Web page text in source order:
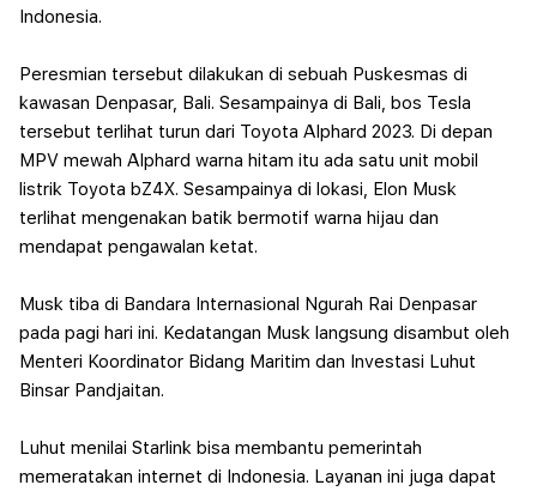
Indonesia.
Peresmian tersebut dilakukan di sebuah Puskesmas di
kawasan Denpasar, Bali. Sesampainya di Bali, bos Tesla
tersebut terlihat turun dari Toyota Alphard 2023. Di depan
MPV mewah Alphard warna hitam itu ada satu unit mobil
listrik Toyota bZ4X. Sesampainya di lokasi, Elon Musk
terlihat mengenakan batik bermotif warna hijau dan
mendapat pengawalan ketat.
Musk tiba di Bandara Internasional Ngurah Rai Denpasar
pada pagi hari ini. Kedatangan Musk langsung disambut oleh
Menteri Koordinator Bidang Maritim dan Investasi Luhut
Binsar Pandjaitan.
Luhut menilai Starlink bisa membantu pemerintah
memeratakan internet di Indonesia. Layanan ini juga dapat